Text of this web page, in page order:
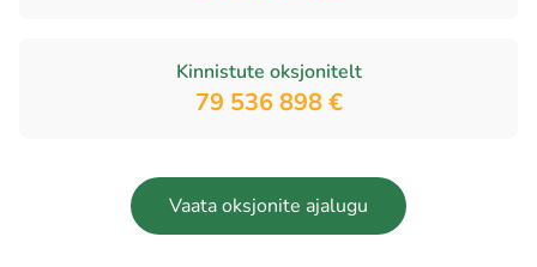
Kinnistute oksjonitelt
79 536 898 €
Vaata oksjonite ajalugu